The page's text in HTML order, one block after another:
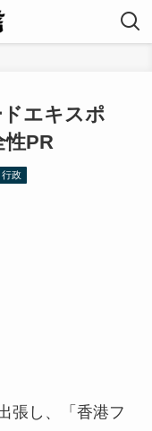
エキスポ
性PR
行政
張し、「香港フ